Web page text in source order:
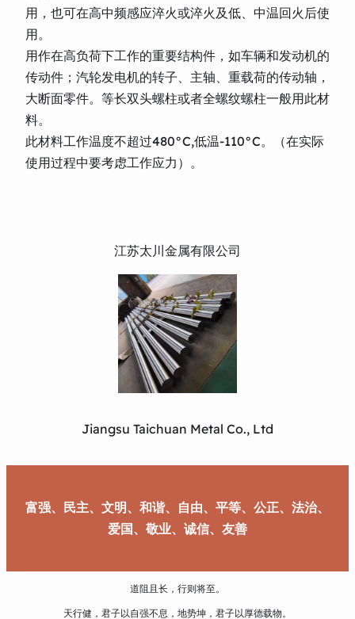
用，也可在高中频感应淬火或淬火及低、中温回火后使
用。
用作在高负荷下工作的重要结构件，如车辆和发动机的
传动件；汽轮发电机的转子、主轴、重载荷的传动轴，
大断面零件。等长双头螺柱或者全螺纹螺柱一般用此材
料。
此材料工作温度不超过480°C,低温-110°C。（在实际
使用过程中要考虑工作应力）。
江苏太川金属有限公司
Jiangsu Taichuan Metal Co., Ltd
富强、民主、文明、和谐、自由、平等、公正、法治、
爱国、敬业、诚信、友善
道阻且长，行则将至。
天行健，君子以自强不息，地势坤，君子以厚德载物。